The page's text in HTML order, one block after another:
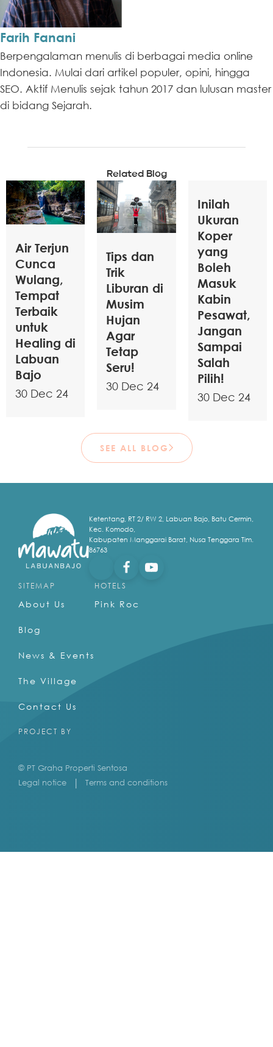
Farih Fanani
Berpengalaman menulis di berbagai media online
Indonesia. Mulai dari artikel populer, opini, hingga
SEO. Aktif Menulis sejak tahun 2017 dan lulusan master
di bidang Sejarah.
Related Blog
Air Terjun
Cunca
Wulang,
Tempat
Terbaik
untuk
Healing di
Labuan
Bajo
30 Dec 24
Tips dan
Trik
Liburan di
Musim
Hujan
Agar
Tetap
Seru!
30 Dec 24
Inilah
Ukuran
Koper
yang
Boleh
Masuk
Kabin
Pesawat,
Jangan
Sampai
Salah
Pilih!
30 Dec 24
SEE ALL BLOG
SITEMAP
About Us
Blog
News & Events
The Village
Contact Us
HOTELS
Pink Roc
Ketentang, RT 2/ RW 2, Labuan Bajo, Batu Cermin,
Kec. Komodo,
Kabupaten Manggarai Barat, Nusa Tenggara Tim.
86763
PROJECT BY
© PT Graha Properti Sentosa
Legal notice
Terms and conditions